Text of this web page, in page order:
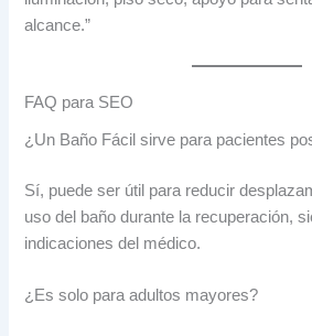
alcance.”
FAQ para SEO
¿Un Baño Fácil sirve para pacientes
Sí, puede ser útil para reducir
uso del baño durante la recuperación,
indicaciones del médico.
¿Es solo para adultos mayores?